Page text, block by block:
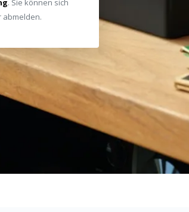
. Sie können sich
abmelden.